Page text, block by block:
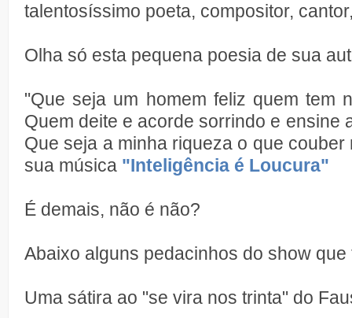
talentosíssimo poeta, compositor,
Olha só esta pequena poesia de sua
"Que seja um homem feliz quem tem
Quem deite e acorde sorrindo e ensine
Que seja a minha riqueza o que couber
sua música "Inteligência é Loucura"
É demais, não é não?
Abaixo alguns pedacinhos do show
Uma sátira ao "se vira nos trinta" do